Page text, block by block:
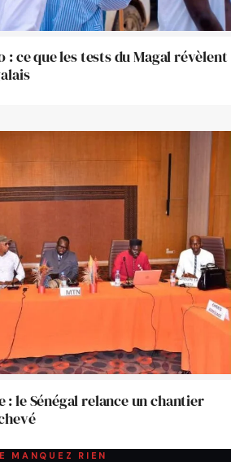
: ce que les tests du Magal révèlent
: le Sénégal relance un chantier
MANQUEZ RIEN